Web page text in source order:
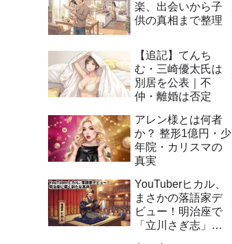
楽、出会いから子
供の真相まで整理
【追記】てんち
む・三崎優太氏は
別居を公表｜不
仲・離婚は否定
アレン様とは何者
か？ 整形1億円・少
年院・カリスマの
真実
YouTuberヒカル、
まさかの落語家デ
ビュー！明治座で
「立川さぎ志」襲